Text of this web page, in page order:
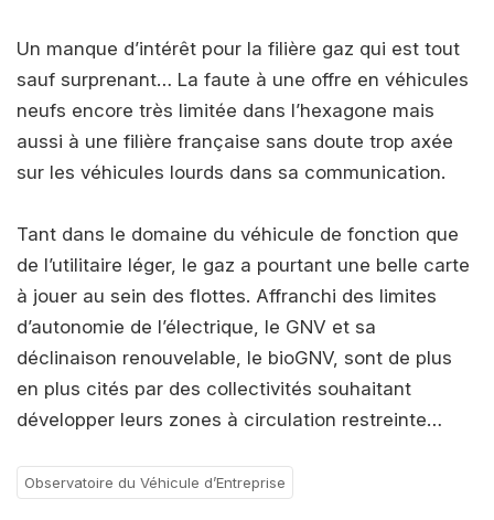
Un manque d’intérêt pour la filière gaz qui est tout
sauf surprenant… La faute à une offre en véhicules
neufs encore très limitée dans l’hexagone mais
aussi à une filière française sans doute trop axée
sur les véhicules lourds dans sa communication.
Tant dans le domaine du véhicule de fonction que
de l’utilitaire léger, le gaz a pourtant une belle carte
à jouer au sein des flottes. Affranchi des limites
d’autonomie de l’électrique, le GNV et sa
déclinaison renouvelable, le bioGNV, sont de plus
en plus cités par des collectivités souhaitant
développer leurs zones à circulation restreinte…
Observatoire du Véhicule d’Entreprise